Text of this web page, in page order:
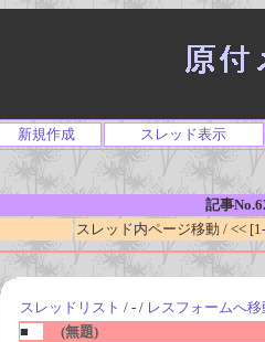
新規作成 スレッド表示
記事
スレッド内ページ移動 / <<
スレッドリスト / - / レスフォームへ移
■
(無題)